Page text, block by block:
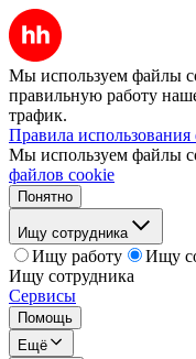
Мы используем файлы
правильную работу
трафик.
Правила
Мы используем файлы
файлов cookie
Понятно
Ищу сотрудника
Ищу работу
Ищу
Ищу сотрудника
Сервисы
Помощь
Ещё